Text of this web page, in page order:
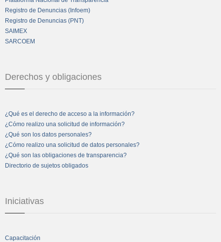
Registro de Denuncias (Infoem)
Registro de Denuncias (PNT)
SAIMEX
SARCOEM
Derechos y obligaciones
¿Qué es el derecho de acceso a la información?
¿Cómo realizo una solicitud de información?
¿Qué son los datos personales?
¿Cómo realizo una solicitud de datos personales?
¿Qué son las obligaciones de transparencia?
Directorio de sujetos obligados
Iniciativas
Capacitación